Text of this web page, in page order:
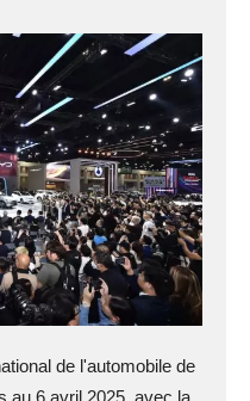
de l'automobile de
au 6 avril 2025, avec la